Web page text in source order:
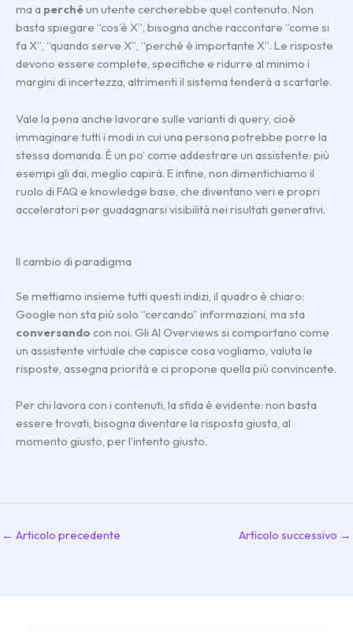
ma a perchéun utente cercherebbe quel contenuto. Non
basta spiegare “cos’è X”, bisogna anche raccontare “come si
fa X”, “quando serve X”, “perché è importante X”. Le risposte
devono essere complete, specifiche e ridurre al minimo i
margini di incertezza, altrimenti il sistema tenderà a scartarle.
Vale la pena anche lavorare sulle varianti di query, cioè
immaginare tutti i modi in cui una persona potrebbe porre la
stessa domanda. È un po’ come addestrare un assistente: più
esempi gli dai, meglio capirà. E infine, non dimentichiamo il
ruolo di FAQ e knowledge base, che diventano veri e propri
acceleratori per guadagnarsi visibilità nei risultati generativi.
Il cambio di paradigma
Se mettiamo insieme tutti questi indizi, il quadro è chiaro:
Google non sta più solo “cercando” informazioni, ma sta
conversando con noi. Gli AI Overviews si comportano come
un assistente virtuale che capisce cosa vogliamo, valuta le
risposte, assegna priorità e ci propone quella più convincente.
Per chi lavora con i contenuti, la sfida è evidente: non basta
essere trovati, bisogna diventare la risposta giusta, al
momento giusto, per l’intento giusto.
← Articolo precedente Articolo successivo →